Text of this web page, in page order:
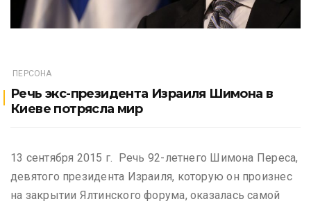
ПЕРСОНА
Речь экс-президента Израиля Шимона в
Киеве потрясла мир
13 сентября 2015 г. Речь 92-летнего Шимона Переса,
девятого президента Израиля, которую он произнес
на закрытии Ялтинского форума, оказалась самой